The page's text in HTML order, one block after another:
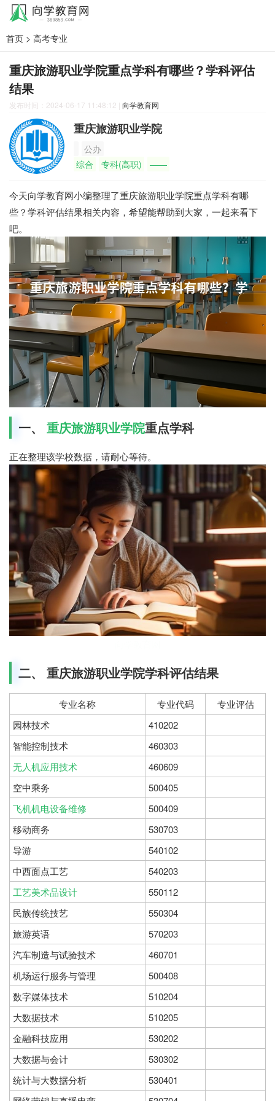
首页 > 高考专业
重庆旅游职业学院重点学科有哪些？学科评估
结果
发布时间：2024-06-17 11:48:12 | 向学教育网
重庆旅游职业学院
公办
综合
专科(高职) ——
今天向学教育网小编整理了重庆旅游职业学院重点学科有哪
些？学科评估结果相关内容，希望能帮助到大家，一起来看下
吧。
一、 重庆旅游职业学院重点学科
正在整理该学校数据，请耐心等待。
二、 重庆旅游职业学院学科评估结果
专业名称 专业代码
专业评估
园林技术
410202
智能控制技术
460303
无人机应用技术
460609
空中乘务
500405
飞机机电设备维修
500409
移动商务
530703
导游
540102
中西面点工艺
540203
工艺美术品设计
550112
民族传统技艺
550304
旅游英语
570203
汽车制造与试验技术
460701
机场运行服务与管理
500408
数字媒体技术
510204
大数据技术
510205
金融科技应用
530202
大数据与会计
530302
统计与大数据分析
530401